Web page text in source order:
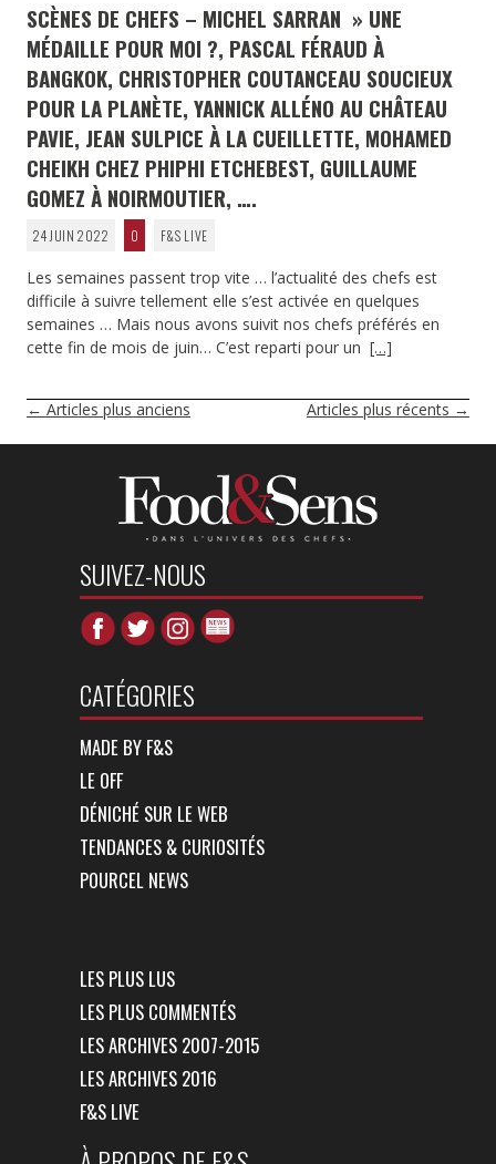
SCÈNES DE CHEFS – MICHEL SARRAN » UNE
MÉDAILLE POUR MOI ?, PASCAL FÉRAUD À
BANGKOK, CHRISTOPHER COUTANCEAU SOUCIEUX
POUR LA PLANÈTE, YANNICK ALLÉNO AU CHÂTEAU
PAVIE, JEAN SULPICE À LA CUEILLETTE, MOHAMED
CHEIKH CHEZ PHIPHI ETCHEBEST, GUILLAUME
GOMEZ À NOIRMOUTIER, ….
24 JUIN 2022 0 F&S LIVE
Les semaines passent trop vite … l’actualité des chefs est
difficile à suivre tellement elle s’est activée en quelques
semaines … Mais nous avons suivit nos chefs préférés en
cette fin de mois de juin… C’est reparti pour un […]
NAVIGATION
DES
← Articles plus anciens Articles plus récents →
SUIVEZ-NOUS
CATÉGORIES
MADE BY F&S
LE OFF
DÉNICHÉ SUR LE WEB
TENDANCES & CURIOSITÉS
POURCEL NEWS
LES PLUS LUS
LES PLUS COMMENTÉS
LES ARCHIVES 2007-2015
LES ARCHIVES 2016
F&S LIVE